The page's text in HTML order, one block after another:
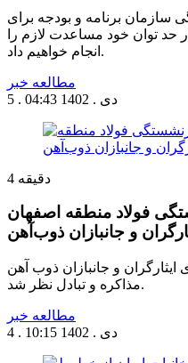
سازمان برنامه و بودجه برای
توان خود مساعدت لازم را
انجام خواهیم داد.
مطالعه خبر
5 . دی . 1402
04:43
4 دقیقه
فولاد منطقه اصفهان
و جانبازان ذوب‌آهن
و جانبازان ذوب آهن
مذاکره و تبادل نظر شد.
مطالعه خبر
4 . دی . 1402
10:15